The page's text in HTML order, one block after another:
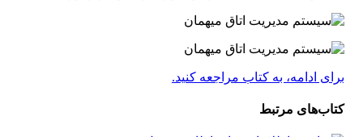
برای ادامه، به کتاب مراجعه کنید.
کتاب‌های مرتبط